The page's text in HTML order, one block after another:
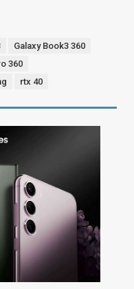
Galaxy Book3 360
360
rtx 40